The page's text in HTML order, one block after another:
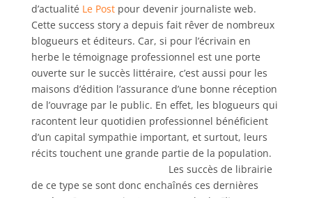
d’actualité Le Postpour devenir journaliste web.
Cette success story a depuis fait rêver de nombreux
blogueurs et éditeurs. Car, si pour l’écrivain en
herbe le témoignage professionnel est une porte
ouverte sur le succès littéraire, c’est aussi pour les
maisons d’édition l’assurance d’une bonne réception
de l’ouvrage par le public. En effet, les blogueurs qui
racontent leur quotidien professionnel bénéficient
d’un capital sympathie important, et surtout, leurs
récits touchent une grande partie de la population.
Les succès de librairie
de ce type se sont donc enchaînés ces dernières